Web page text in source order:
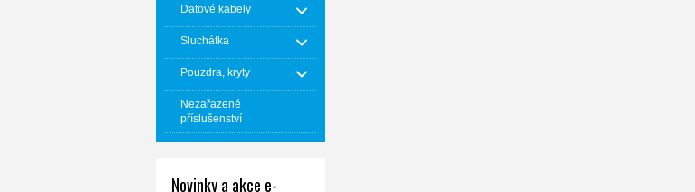
Datové kabely
Sluchátka
Pouzdra, kryty
Nezařazené
příslušenství
Novinky a akce e-